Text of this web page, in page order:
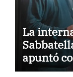
La
apuntó